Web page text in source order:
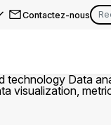
EN FR
Contactez-nous